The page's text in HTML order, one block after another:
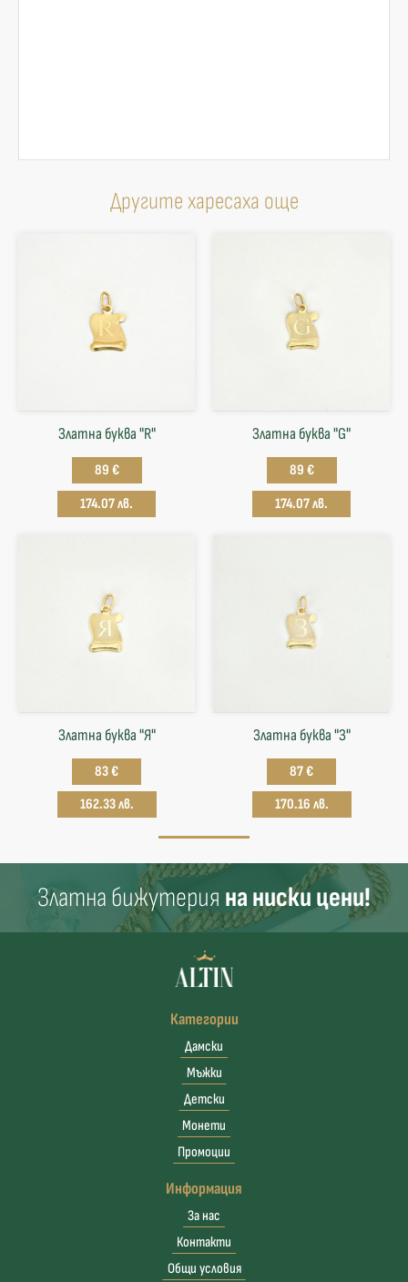
Другите харесаха още
Златна буква "R"
89 €
174.07 лв.
Златна буква "G"
89 €
174.07 лв.
Златна буква "Я"
83 €
162.33 лв.
Златна буква "З"
87 €
170.16 лв.
Златна бижутерия на ниски цени!
Категории
Дамски
Мъжки
Детски
Монети
Промоции
Информация
За нас
Контакти
Общи условия